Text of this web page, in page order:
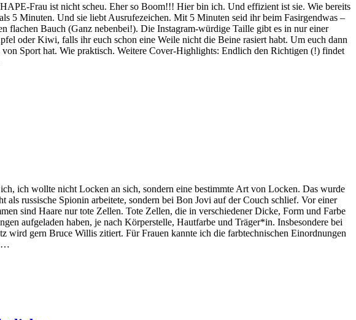
Frau ist nicht scheu. Eher so Boom!!! Hier bin ich. Und effizient ist sie. Wie bereits
5 Minuten. Und sie liebt Ausrufezeichen. Mit 5 Minuten seid ihr beim Fasirgendwas –
Bauch (Ganz nebenbei!). Die Instagram-würdige Taille gibt es in nur einer
oder Kiwi, falls ihr euch schon eine Weile nicht die Beine rasiert habt. Um euch dann
Sport hat. Wie praktisch. Weitere Cover-Highlights: Endlich den Richtigen (!) findet
ich wollte nicht Locken an sich, sondern eine bestimmte Art von Locken. Das wurde
russische Spionin arbeitete, sondern bei Bon Jovi auf der Couch schlief. Vor einer
sind Haare nur tote Zellen. Tote Zellen, die in verschiedener Dicke, Form und Farbe
aufgeladen haben, je nach Körperstelle, Hautfarbe und Träger*in. Insbesondere bei
wird gern Bruce Willis zitiert. Für Frauen kannte ich die farbtechnischen Einordnungen
…